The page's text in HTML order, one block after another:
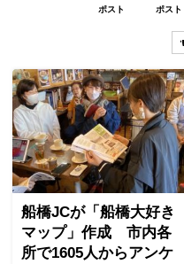
ポスト ポスト
船橋JCが「船橋大好き
マップ」作成 市内各
所で1605人からアンケ